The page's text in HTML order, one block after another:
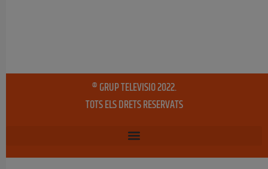
® GRUP TELEVISIO 2022.
TOTS ELS DRETS RESERVATS